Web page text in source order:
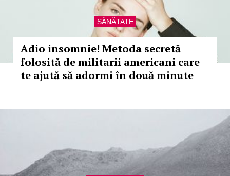
SĂNĂTATE
Adio insomnie! Metoda secretă
folosită de militarii americani care
te ajută să adormi în două minute